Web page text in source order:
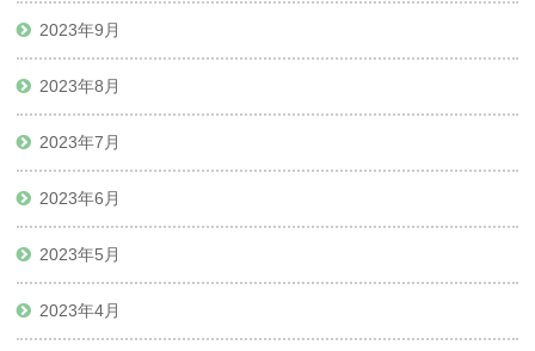
2023年9月
2023年8月
2023年7月
2023年6月
2023年5月
2023年4月